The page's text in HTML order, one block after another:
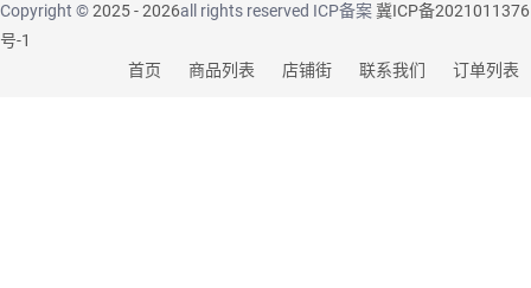
Copyright ©2025 - 2026all rights reserved ICP备案 冀ICP备2021011376
号-1
首页
商品列表 店铺街 联系我们 订单列表